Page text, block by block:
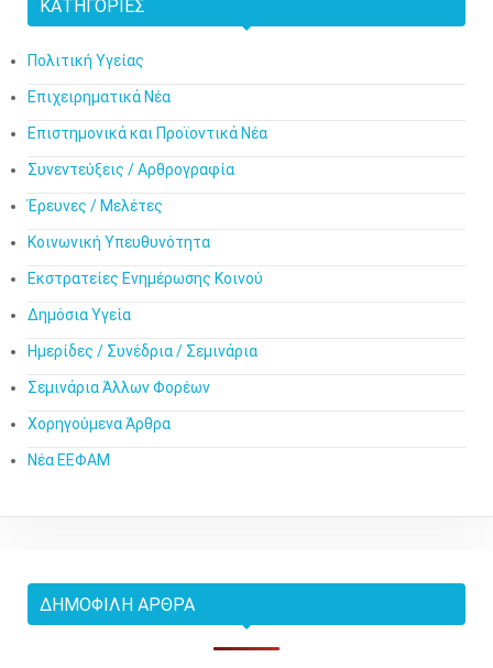
ΚΑΤΗΓΟΡΊΕΣ
Πολιτική Υγείας
Επιχειρηματικά Νέα
Επιστημονικά και Προϊοντικά Νέα
Συνεντεύξεις / Αρθρογραφία
Έρευνες / Μελέτες
Κοινωνική Υπευθυνότητα
Εκστρατείες Ενημέρωσης Κοινού
Δημόσια Υγεία
Ημερίδες / Συνέδρια / Σεμινάρια
Σεμινάρια Άλλων Φορέων
Χορηγούμενα Άρθρα
Νέα ΕΕΦΑΜ
ΔΗΜΟΦΙΛΉ ΆΡΘΡΑ